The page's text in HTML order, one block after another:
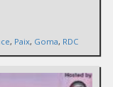
, Paix, Goma, RDC